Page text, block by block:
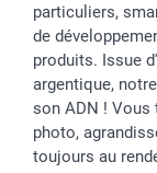
Dénicheur
Rentrée des
Communion
Saint-Valentin
Vacances
Conditions
Vie privée
Gestion des
Tarifs
Investisseurs
Droit de
Modes de
Modes de
Grandes
Statut de ma
particuliers,
de
produits. Issue
argentique,
son ADN ! Vous
photo,
toujours au